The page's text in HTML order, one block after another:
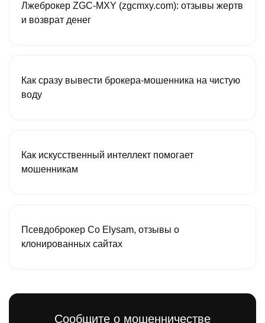
Лжеброкер ZGC-MXY (zgcmxy.com): отзывы жертв
и возврат денег
Как сразу вывести брокера-мошенника на чистую
воду
Как искусственный интеллект помогает
мошенникам
Псевдоброкер Co Elysam, отзывы о
клонированных сайтах
Сообщите о мошенничестве